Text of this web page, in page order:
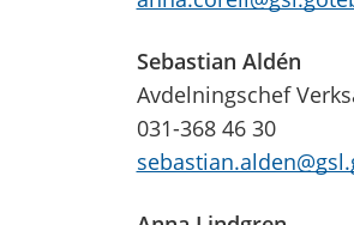
Sebastian Aldén
Avdelningschef
031-368 46 30